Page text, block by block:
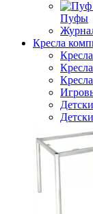
Пуфы
Кресла